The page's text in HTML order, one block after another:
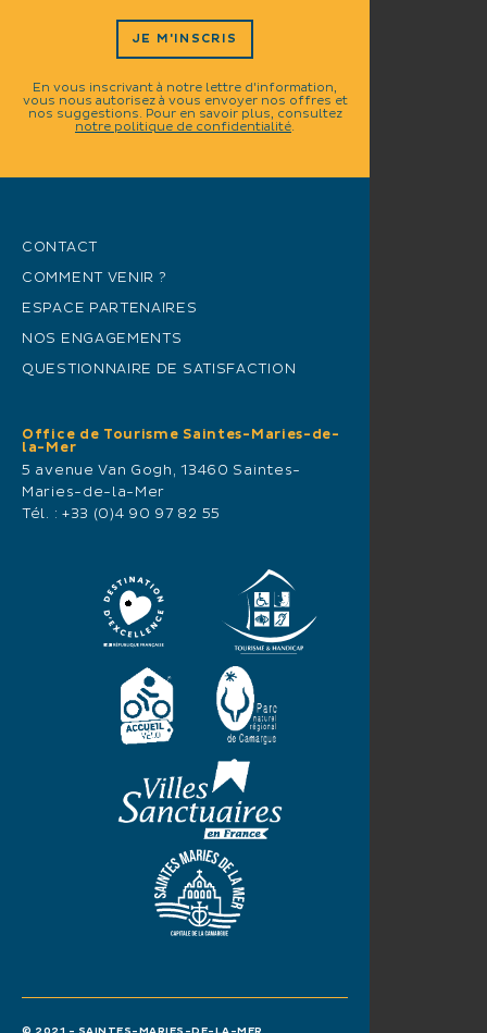
JE M'INSCRIS
En vous inscrivant à notre lettre d'information,
vous nous autorisez à vous envoyer nos offres et
nos suggestions. Pour en savoir plus, consultez
notre politique de confidentialité.
CONTACT
COMMENT VENIR ?
ESPACE PARTENAIRES
NOS ENGAGEMENTS
QUESTIONNAIRE DE SATISFACTION
Office de Tourisme Saintes-Maries-de-
la-Mer
5 avenue Van Gogh, 13460 Saintes-
Maries-de-la-Mer
Tél. : +33 (0)4 90 97 82 55